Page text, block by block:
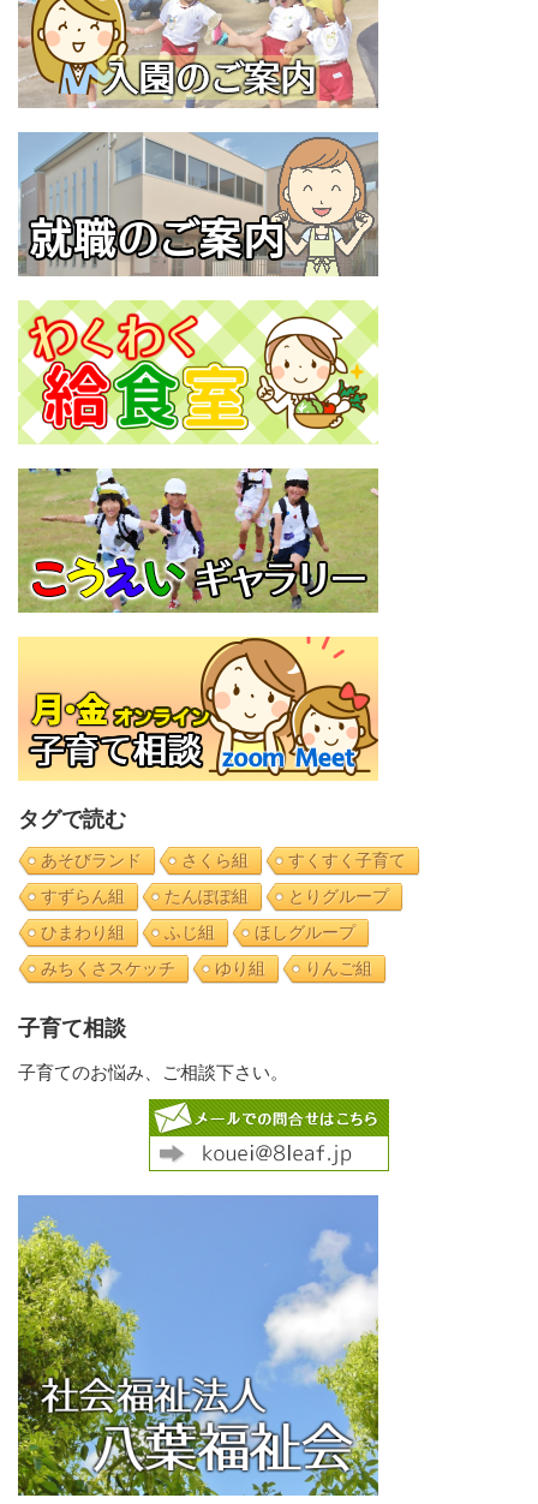
タグで読む
あそびランド さくら組
すくすく子育て
すずらん組
たんぽぽ組
とりグループ
ひまわり組
ふじ組
ほしグループ
みちくさスケッチ
ゆり組 りんご組
子育て相談
子育てのお悩み、ご相談下さい。